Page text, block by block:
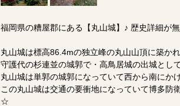
福岡県の糟屋郡にある【丸山城】♪ 歴史詳細が
丸山城は標高86.4mの独立峰の丸山山頂に築か
守護代の杉連並の城郭で・高鳥居城の出城とし
丸山城は単郭の城郭になっていて西から南に
この丸山城は交通の要衝地になっていて博多防
☆